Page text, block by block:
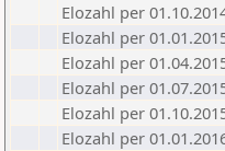
Elozahl per
Elozahl per
Elozahl per
Elozahl per
Elozahl per
Elozahl per